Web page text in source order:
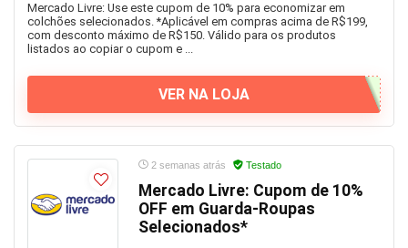
Mercado Livre: Use este cupom de 10% para economizar em
colchões selecionados. *Aplicável em compras acima de R$199,
com desconto máximo de R$150. Válido para os produtos
listados ao copiar o cupom e ...
VER NA LOJA
2 semanas atrás Testado
Mercado Livre: Cupom de 10%
OFF em Guarda-Roupas
Selecionados*